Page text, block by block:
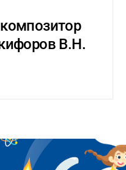
В.Н.